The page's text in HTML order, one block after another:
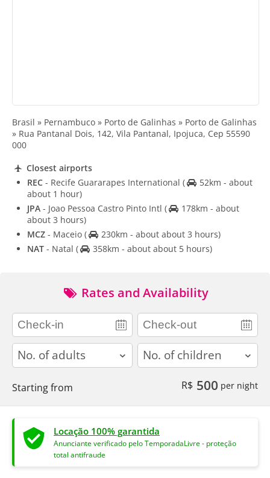
Brasil » Pernambuco » Porto de Galinhas » Porto de Galinhas
» Rua Pantanal Dois, 142, Vila Pantanal, Ipojuca, Cep 55590
000
Closest airports
REC - Recife Guararapes International (
52km - about
about 1 hour)
JPA - Joao Pessoa Castro Pinto Intl (
178km - about
about 3 hours)
MCZ - Maceio (
230km - about about 3 hours)
NAT - Natal ( 358km - about about 5 hours)
Rates and Availability
adults children
Starting from R$ 500 per night
Locação 100% garantida
Anunciante verificado pelo TemporadaLivre - proteção
total antifraude